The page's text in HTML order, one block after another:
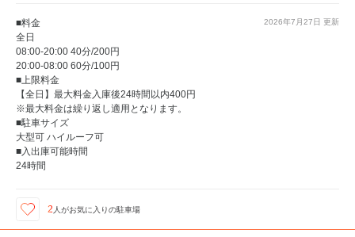
2026年7月27日 更新
■料金
全日
08:00-20:00 40分/200円
20:00-08:00 60分/100円
■上限料金
【全日】最大料金入庫後24時間以内400円
※最大料金は繰り返し適用となります。
■駐車サイズ
大型可 ハイルーフ可
■入出庫可能時間
24時間
2 人がお気に入りの駐車場